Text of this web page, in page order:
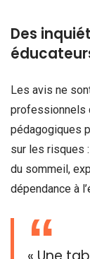
Des
Les avis ne
professionnels
pédagogiques
sur les risques
du sommeil,
dépendance à